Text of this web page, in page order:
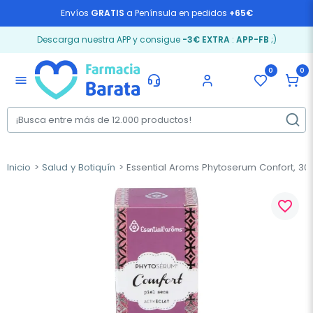
Envíos GRATIS a Península en pedidos +65€
Descarga nuestra APP y consigue -3€ EXTRA: APP-FB ;)
menu
0 0
Inicio Salud y Botiquín Essential Aroms Phytoserum Confort,
favorite_border